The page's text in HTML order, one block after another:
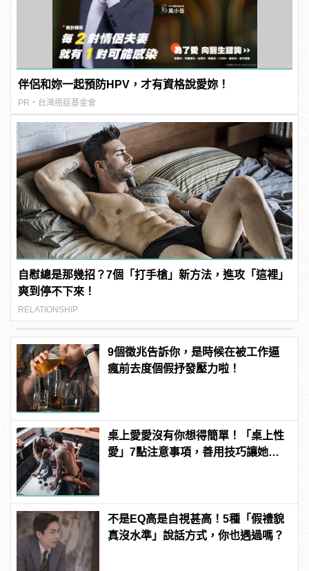
伴侶和妳一起預防HPV，才有資格說愛妳！
PR・台灣癌症基金會
自慰總是那幾招？7個「打手槍」新方法，進攻「這裡」
爽到停不下來！
RELATIONSHIP
9個徵兆告訴你，是時候在被工作逼
瘋前去度個假抒發壓力啦！
桌上愛愛沒有你想得簡單！「桌上性
愛」7點注意事項，善用技巧讓她爽
不是EQ高是自視甚高！5種「假禮貌
真沒水準」說話方式，你也遇過嗎？